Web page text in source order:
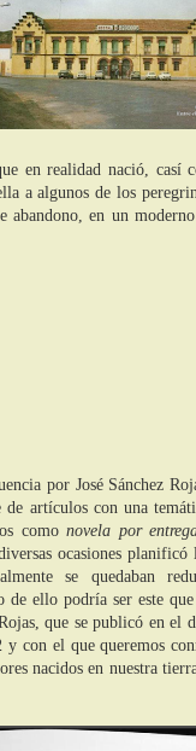
en realidad nació, casí
a algunos de los
en un
por José Sánchez
artículos con una
como novela por
ocasiones
se quedaban
ello podría ser este
que se publicó en el
con el que queremos
nacidos en nuestra